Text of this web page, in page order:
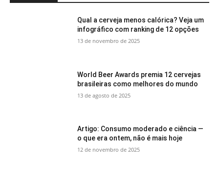
Qual a cerveja menos calórica? Veja um
infográfico com ranking de 12 opções
13 de novembro de 2025
World Beer Awards premia 12 cervejas
brasileiras como melhores do mundo
13 de agosto de 2025
Artigo: Consumo moderado e ciência —
o que era ontem, não é mais hoje
12 de novembro de 2025